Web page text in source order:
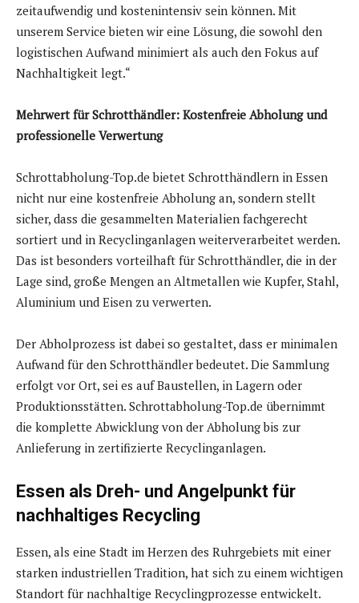
zeitaufwendig und kostenintensiv sein können. Mit
unserem Service bieten wir eine Lösung, die sowohl den
logistischen Aufwand minimiert als auch den Fokus auf
Nachhaltigkeit legt.“
Mehrwert für Schrotthändler: Kostenfreie Abholung und
professionelle Verwertung
Schrottabholung-Top.de bietet Schrotthändlern in Essen
nicht nur eine kostenfreie Abholung an, sondern stellt
sicher, dass die gesammelten Materialien fachgerecht
sortiert und in Recyclinganlagen weiterverarbeitet werden.
Das ist besonders vorteilhaft für Schrotthändler, die in der
Lage sind, große Mengen an Altmetallen wie Kupfer, Stahl,
Aluminium und Eisen zu verwerten.
Der Abholprozess ist dabei so gestaltet, dass er minimalen
Aufwand für den Schrotthändler bedeutet. Die Sammlung
erfolgt vor Ort, sei es auf Baustellen, in Lagern oder
Produktionsstätten. Schrottabholung-Top.de übernimmt
die komplette Abwicklung von der Abholung bis zur
Anlieferung in zertifizierte Recyclinganlagen.
Essen als Dreh- und Angelpunkt für
nachhaltiges Recycling
Essen, als eine Stadt im Herzen des Ruhrgebiets mit einer
starken industriellen Tradition, hat sich zu einem wichtigen
Standort für nachhaltige Recyclingprozesse entwickelt.